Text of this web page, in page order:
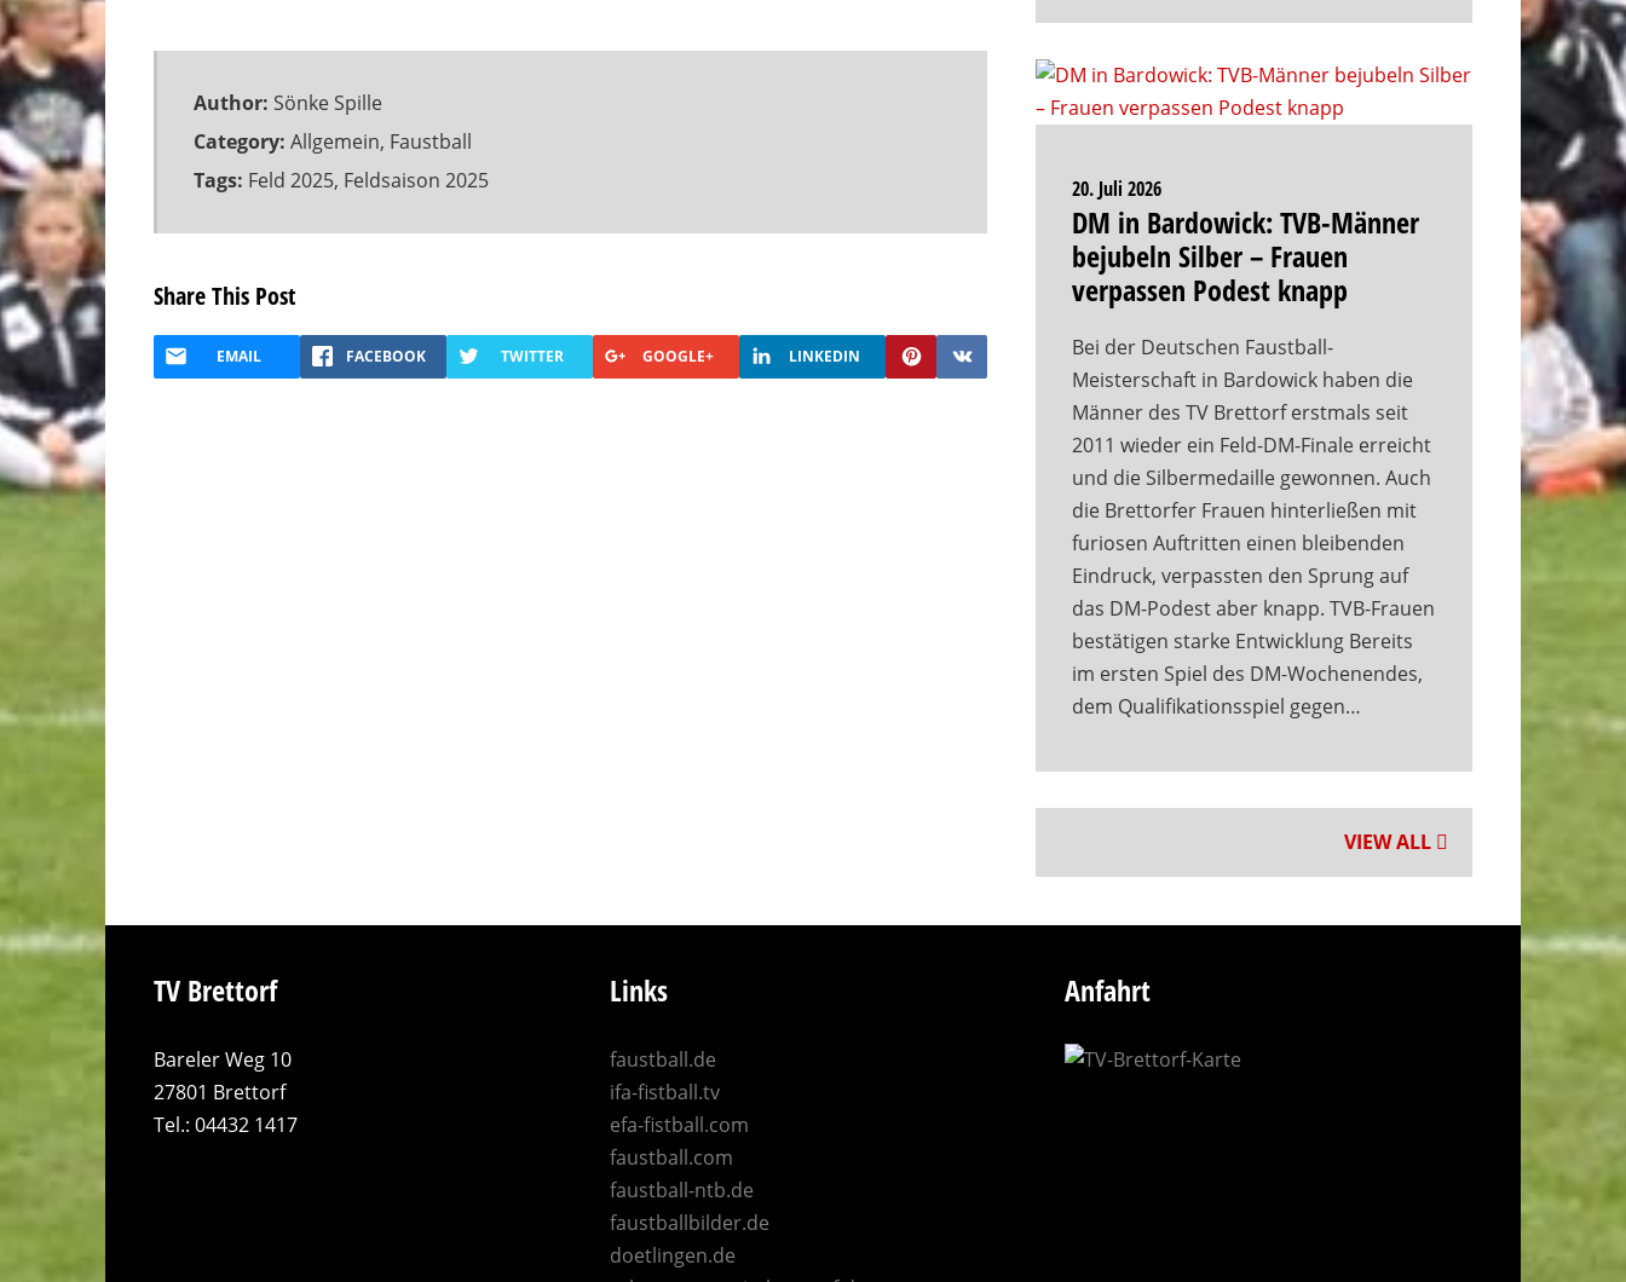
Author: Sönke Spille
Category: Allgemein, Faustball
Tags: Feld 2025, Feldsaison 2025
Share This Post
EMAIL FACEBOOK TWITTER GOOGLE+ LINKEDIN
20. Juli 2026
DM in Bardowick: TVB-Männer
bejubeln Silber – Frauen
verpassen Podest knapp
Bei der Deutschen Faustball-
Meisterschaft in Bardowick haben die
Männer des TV Brettorf erstmals seit
2011 wieder ein Feld-DM-Finale erreicht
und die Silbermedaille gewonnen. Auch
die Brettorfer Frauen hinterließen mit
furiosen Auftritten einen bleibenden
Eindruck, verpassten den Sprung auf
das DM-Podest aber knapp. TVB-Frauen
bestätigen starke Entwicklung Bereits
im ersten Spiel des DM-Wochenendes,
dem Qualifikationsspiel gegen…
VIEW ALL
TV Brettorf
Bareler Weg 10
27801 Brettorf
Tel.: 04432 1417
Links
faustball.de
ifa-fistball.tv
efa-fistball.com
faustball.com
faustball-ntb.de
faustballbilder.de
doetlingen.de
Anfahrt